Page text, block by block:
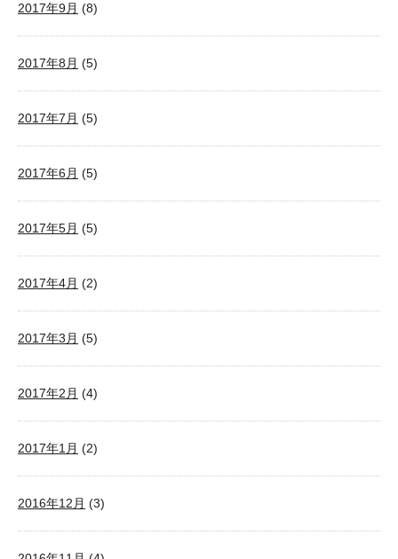
2017年9月 (8)
2017年8月 (5)
2017年7月 (5)
2017年6月 (5)
2017年5月 (5)
2017年4月 (2)
2017年3月 (5)
2017年2月 (4)
2017年1月 (2)
2016年12月 (3)